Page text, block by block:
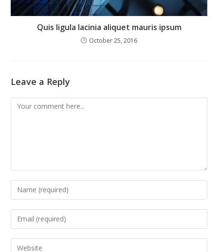
Quis ligula lacinia aliquet mauris ipsum
October 25, 2016
Leave a Reply
Comment
Enter
your
name
to
Enter
your
email
Enter